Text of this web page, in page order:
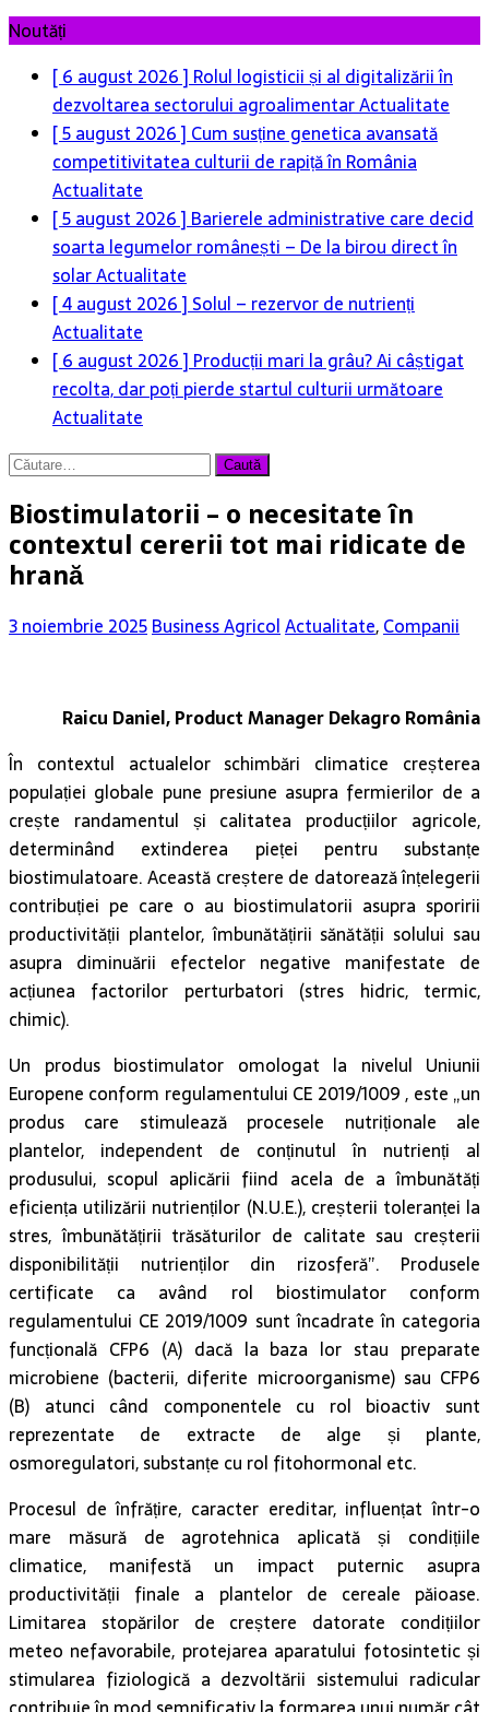
Noutăți
[ 5 august 2026 ] Cum susține genetica avansată
competitivitatea culturii de rapiță în România
Actualitate
[ 5 august 2026 ] Barierele administrative care decid
soarta legumelor românești – De la birou direct în
solarActualitate
[ 4 august 2026 ]Solul – rezervor de nutrienți
Actualitate
[ 6 august 2026 ] Producții mari la grâu? Ai câștigat
recolta, dar poți pierde startul culturii următoare
Actualitate
[ 6 august 2026 ]Rolul logisticii și al digitalizării în
dezvoltarea sectorului agroalimentar
Caută
după:
Biostimulatorii – o necesitate în
contextul cererii tot mai ridicate de
hrană
3 noiembrie 2025
În contextul actualelor schimbări climatice creșterea
populației globale pune presiune asupra fermierilor de a
crește randamentul și calitatea producțiilor agricole,
determinând extinderea pieței pentru substanțe
biostimulatoare. Această creștere de datorează înțelegerii
contribuției pe care o au biostimulatorii asupra sporirii
productivității plantelor, îmbunătățirii sănătății solului sau
asupra diminuării efectelor negative manifestate de
acțiunea factorilor perturbatori (stres hidric, termic,
chimic).
Un produs biostimulator omologat la nivelul Uniunii
Europene conform regulamentului CE 2019/1009 , este „un
produs care stimulează procesele nutriționale ale
plantelor, independent de conținutul în nutrienți al
produsului, scopul aplicării fiind acela de a îmbunătăți
eficiența utilizării nutrienților (N.U.E.), creșterii toleranței la
stres, îmbunătățirii trăsăturilor de calitate sau creșterii
disponibilității nutrienților din rizosferă”. Produsele
certificate ca având rol biostimulator conform
regulamentului CE 2019/1009 sunt încadrate în categoria
funcțională CFP6 (A) dacă la baza lor stau preparate
microbiene (bacterii, diferite microorganisme) sau CFP6
(B) atunci când componentele cu rol bioactiv sunt
reprezentate de extracte de alge și plante,
osmoregulatori, substanțe cu rol fitohormonal etc.
Procesul de înfrățire, caracter ereditar, influențat într-o
mare măsură de agrotehnica aplicată și condițiile
climatice, manifestă un impact puternic asupra
productivității finale a plantelor de cereale păioase.
Limitarea stopărilor de creștere datorate condițiilor
meteo nefavorabile, protejarea aparatului fotosintetic și
stimularea fiziologică a dezvoltării sistemului radicular
contribuie în mod semnificativ la formarea unui număr cât
mai ridicat de frați fertili precum și creșterea rezistenței la